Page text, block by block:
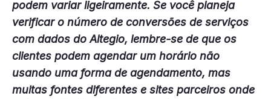
podem variar ligeiramente. Se você planeja
verificar o número de conversões de serviços
com dados do Altegio, lembre-se de que os
clientes podem agendar um horário não
usando uma forma de agendamento, mas
muitas fontes diferentes e sites parceiros onde